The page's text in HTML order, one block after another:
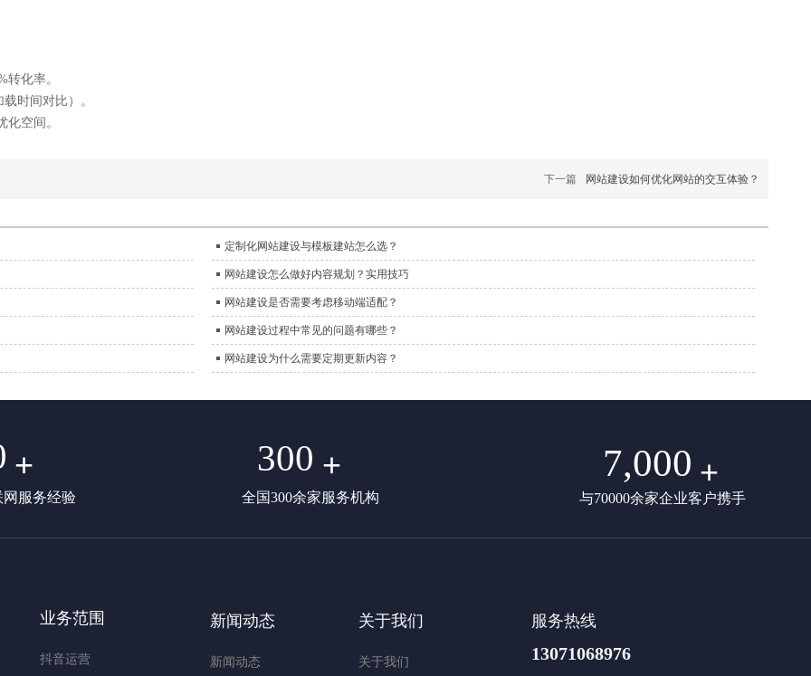
化率。
时间对比）。
空间。
下一篇 网站建设如何优化网站的交互体验？
定制化网站建设与模板建站怎么选？
网站建设怎么做好内容规划？实用技巧
网站建设是否需要考虑移动端适配？
网站建设过程中常见的问题有哪些？
网站建设为什么需要定期更新内容？
网服务经验
+ 300
全国300余家服务机构
7,000
与70000余家企业客户携手
+ +
业务范围
抖音运营
新闻动态
新闻动态
关于我们
关于我们
服务热线
13071068976